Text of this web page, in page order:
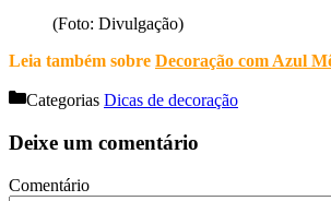
(Foto: Divulgação)
Leia também sobre Decoração com Azul
Categorias Dicas de decoração
Deixe um comentário
Comentário